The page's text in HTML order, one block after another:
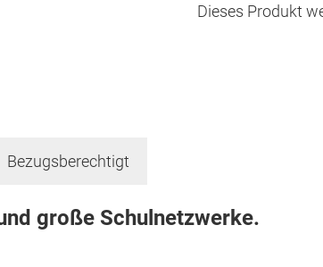
Dieses Produkt
Bezugsberechtigt
große Schulnetzwerke.